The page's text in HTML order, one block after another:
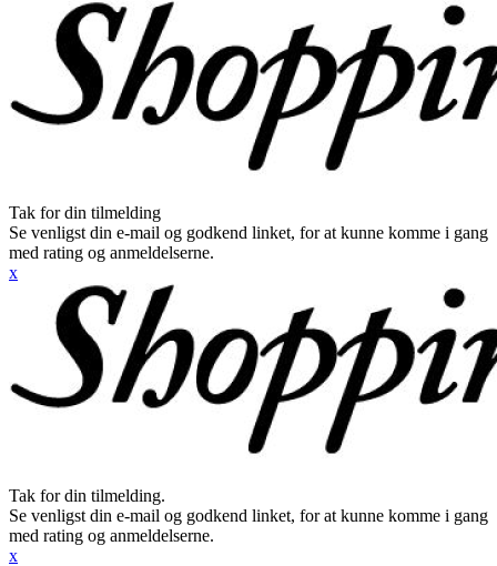
Tak for din tilmelding
Se venligst din e-mail og godkend linket, for at kunne komme i gang
med rating og anmeldelserne.
x
Tak for din tilmelding.
Se venligst din e-mail og godkend linket, for at kunne komme i gang
med rating og anmeldelserne.
x